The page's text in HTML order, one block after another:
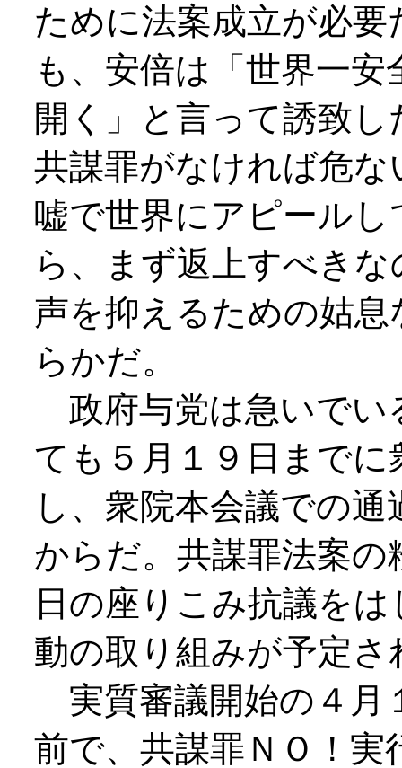
ために法案成立が必
も、安倍は「世界一
開く」と言って誘致
共謀罪がなければ危
嘘で世界にアピール
ら、まず返上すべき
声を抑えるための姑
らかだ。
政府与党は急いでい
ても５月１９日まで
し、衆院本会議での
からだ。共謀罪法案
日の座りこみ抗議を
動の取り組みが予定さ
実質審議開始の４月
前で、共謀罪ＮＯ！実